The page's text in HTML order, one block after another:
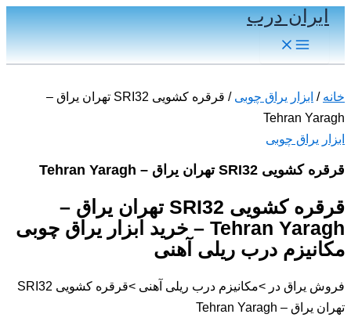
پرش
به
محتوا
ایران درب
Main
Menu
خانه / ابزار یراق چوبی
/ قرقره کشویی SRI32 تهران یراق –
Tehran Yaragh
ابزار یراق چوبی
قرقره کشویی SRI32 تهران یراق – Tehran Yaragh
قرقره کشویی SRI32 تهران یراق –
Tehran Yaragh – خرید ابزار یراق چوبی
مکانیزم درب ریلی آهنی
فروش یراق در >مکانیزم درب ریلی آهنی >قرقره کشویی SRI32
تهران یراق – Tehran Yaragh